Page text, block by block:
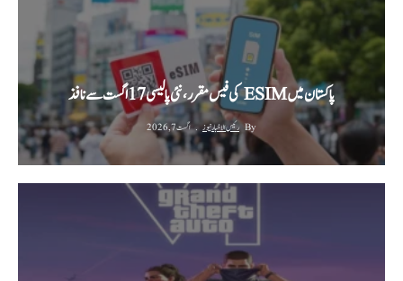
پاکستان میں ESIM کی فیس مقرر، نئی پالیسی 17 اگست سے نافذ
By رئیس الاخبار نیوز اگست 7, 2026